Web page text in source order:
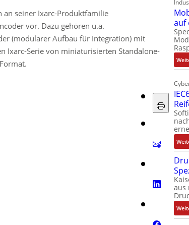
seiner Ixarc-Produktfamilie
vor. Dazu gehören u.a.
(modularer Aufbau für Integration) mit
Ixarc-Serie von miniaturisierten Standalone-
auf
aus